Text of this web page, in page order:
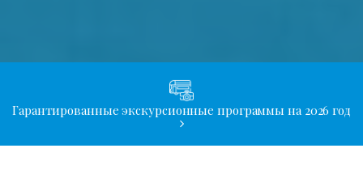
Гарантированные экскурсионные программы на 2026 год